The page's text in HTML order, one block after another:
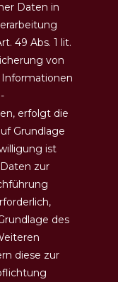
Daten in
49 Abs. 1 lit.
von
Informationen
erfolgt die
Grundlage
ist
zur
des
diese zur